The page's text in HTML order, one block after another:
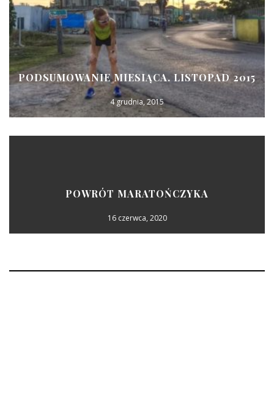
PODSUMOWANIE MIESIĄCA. LISTOPAD 2015
4 grudnia, 2015
POWRÓT MARATOŃCZYKA
16 czerwca, 2020